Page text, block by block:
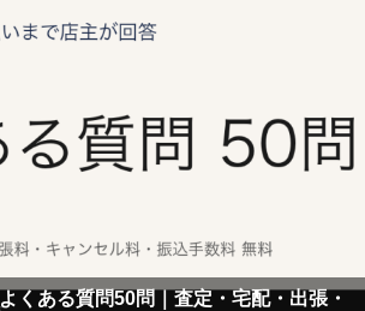
くある質問50問｜査定・宅配・出張・